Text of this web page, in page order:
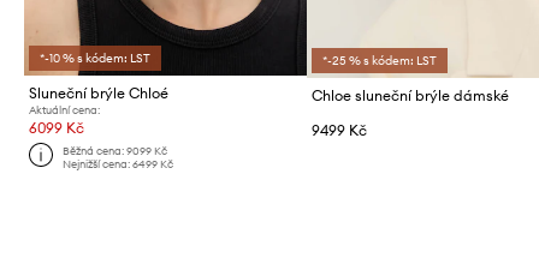
*-10 % s kódem: LST
Sluneční brýle Chloé
Aktuální cena:
6099 Kč
Běžná cena:9099 Kč
Nejnižší cena:6499 Kč
*-25 % s kódem: LST
Chloe sluneční brýle dámské
9499 Kč